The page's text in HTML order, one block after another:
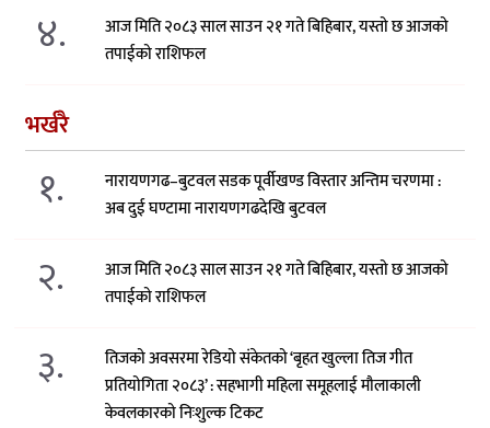
४.
आज मिति २०८३ साल साउन २१ गते बिहिबार, यस्तो छ आजको
तपाईको राशिफल
भर्खरै
१.
नारायणगढ–बुटवल सडक पूर्वीखण्ड विस्तार अन्तिम चरणमा :
अब दुई घण्टामा नारायणगढदेखि बुटवल
२.
आज मिति २०८३ साल साउन २१ गते बिहिबार, यस्तो छ आजको
तपाईको राशिफल
३.
तिजको अवसरमा रेडियो संकेतको ‘बृहत खुल्ला तिज गीत
प्रतियोगिता २०८३’ : सहभागी महिला समूहलाई मौलाकाली
केवलकारको निःशुल्क टिकट